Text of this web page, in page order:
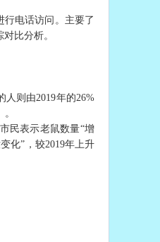
行电话访问。主要了
比分析。
人则由2019年的26%
民表示老鼠数量“增
化”，较2019年上升